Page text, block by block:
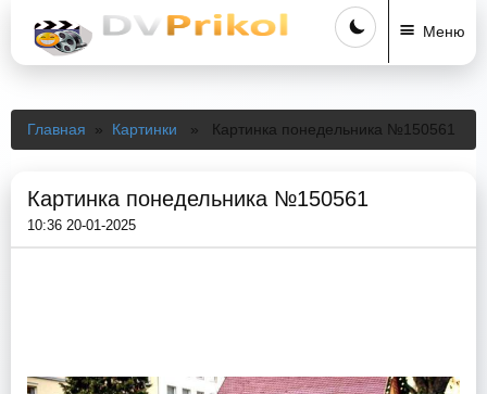
Меню
Главная » Картинки » Картинка понедельника №150561
Картинка понедельника №150561
10:36 20-01-2025